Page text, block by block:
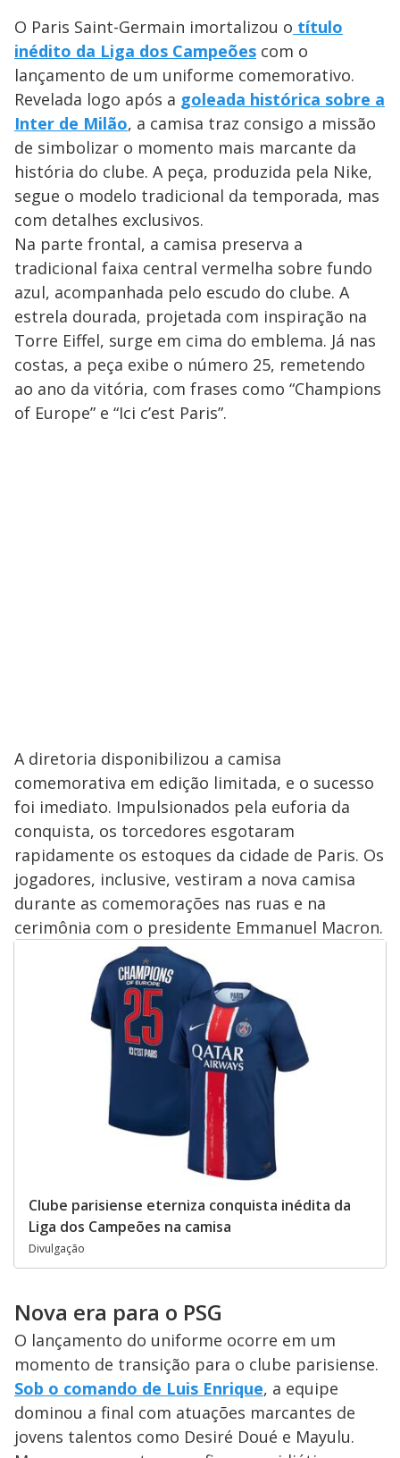
O Paris Saint-Germain imortalizou o título
inédito da Liga dos Campeões com o
lançamento de um uniforme comemorativo.
Revelada logo após a goleada histórica sobre a
Inter de Milão, a camisa traz consigo a missão
de simbolizar o momento mais marcante da
história do clube. A peça, produzida pela Nike,
segue o modelo tradicional da temporada, mas
com detalhes exclusivos.
Na parte frontal, a camisa preserva a
tradicional faixa central vermelha sobre fundo
azul, acompanhada pelo escudo do clube. A
estrela dourada, projetada com inspiração na
Torre Eiffel, surge em cima do emblema. Já nas
costas, a peça exibe o número 25, remetendo
ao ano da vitória, com frases como “Champions
of Europe” e “Ici c’est Paris”.
A diretoria disponibilizou a camisa
comemorativa em edição limitada, e o sucesso
foi imediato. Impulsionados pela euforia da
conquista, os torcedores esgotaram
rapidamente os estoques da cidade de Paris. Os
jogadores, inclusive, vestiram a nova camisa
durante as comemorações nas ruas e na
cerimônia com o presidente Emmanuel Macron.
Clube parisiense eterniza conquista inédita da
Liga dos Campeões na camisa
Divulgação
Nova era para o PSG
O lançamento do uniforme ocorre em um
momento de transição para o clube parisiense.
Sob o comando de Luis Enrique, a equipe
dominou a final com atuações marcantes de
jovens talentos como Desiré Doué e Mayulu.